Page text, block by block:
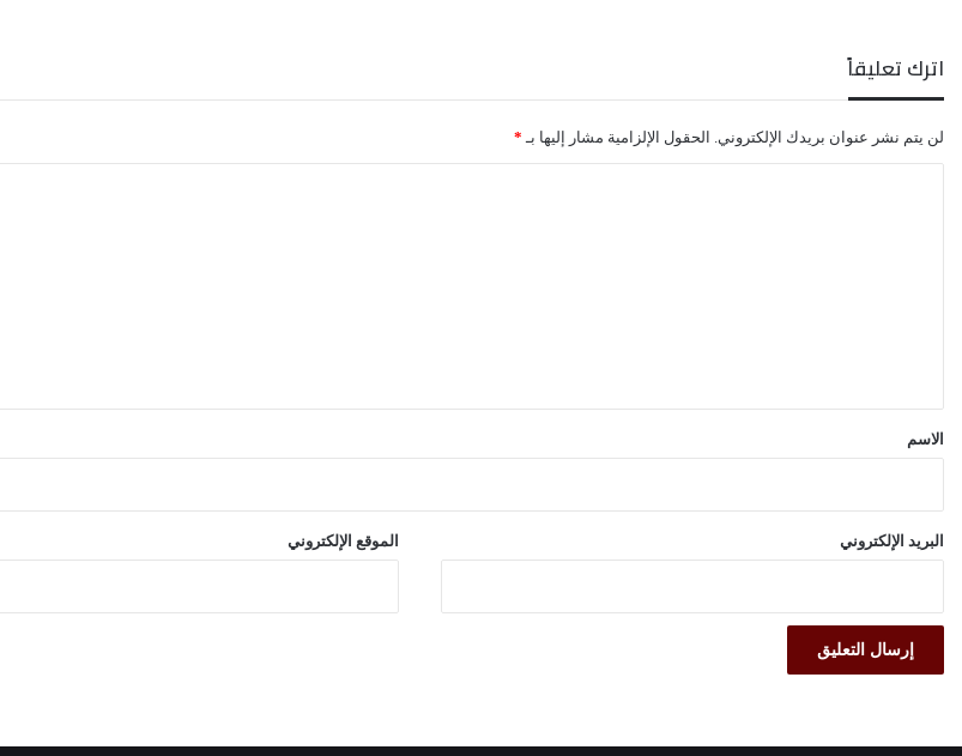
اترك تعليقاً
لن يتم نشر عنوان بريدك الإلكتروني. الحقول الإلزامية مشار إليها بـ *
*الاسم
البريد الإلكتروني الموقع الإلكتروني